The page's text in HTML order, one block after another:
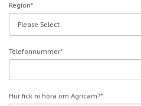
Region*
Telefonnummer*
Hur fick ni höra om Agricam?*